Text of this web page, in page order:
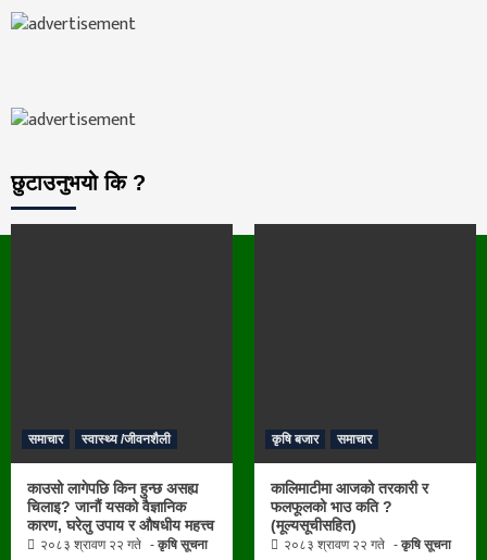
छुटाउनुभयो कि ?
समाचार स्वास्थ्य /जीवनशैली
काउसो लागेपछि किन हुन्छ असह्य
चिलाइ? जानौं यसको वैज्ञानिक
कारण, घरेलु उपाय र औषधीय महत्त्व
२०८३ श्रावण २२ गते कृषि सूचना
कृषि बजार समाचार
कालिमाटीमा आजको तरकारी र
फलफूलको भाउ कति ?
(मूल्यसूचीसहित)
२०८३ श्रावण २२ गते कृषि सूचना